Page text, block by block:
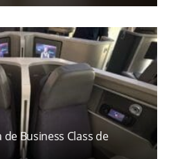
Business Class de